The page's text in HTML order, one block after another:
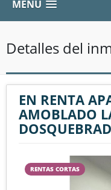
MENÚ
Detalles del
EN RENTA
AMOBLADO
RENTAS CORTAS